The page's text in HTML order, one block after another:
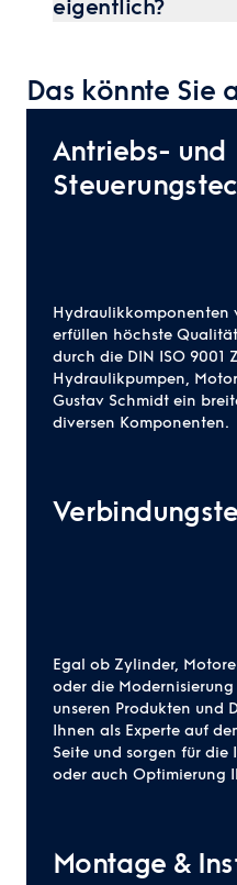
eigentlich?
Die Überwachung und
Das könnte Sie
Antriebs- und
Hydraulikkomponenten
erfüllen höchste
durch die DIN ISO 9001
Hydraulikpumpen,
Gustav Schmidt ein
diversen Komponenten.
Egal ob Zylinder,
oder die
unseren Produkten und
Ihnen als Experte auf
Seite und sorgen für die
oder auch Optimierung
Montage &